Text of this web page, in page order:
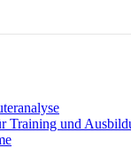
Training und